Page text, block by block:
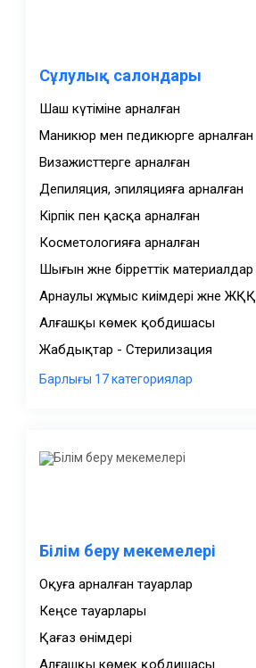
Сұлулық салондары
Шаш күтіміне арналған
Маникюр мен педикюрге арналған
Визажисттерге арналған
Депиляция, эпиляцияға арналған
Кірпік пен қасқа арналған
Косметологияға арналған
Шығын және бірреттік материалдар
Арнаулы жұмыс киімдері және ЖҚҚ
Алғашқы көмек қобдишасы
Жабдықтар - Стерилизация
Білім беру мекемелері
Оқуға арналған тауарлар
Кеңсе тауарлары
Қағаз өнімдері
Алғашқы көмек қобдишасы